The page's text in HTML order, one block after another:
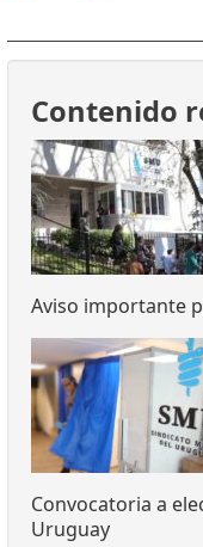
Contenido
Aviso importante
Convocatoria a
Uruguay